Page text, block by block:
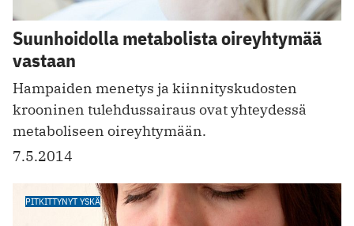
Suunhoidolla metabolista oireyhtymää
vastaan
Hampaiden menetys ja kiinnityskudosten
krooninen tulehdussairaus ovat yhteydessä
metaboliseen oireyhtymään.
7.5.2014
PITKITTYNYT YSKÄ